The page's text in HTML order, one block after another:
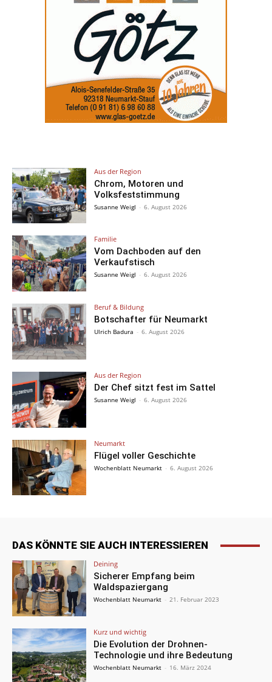
Aus der Region
Chrom, Motoren und
Volksfeststimmung
Susanne Weigl - 6. August 2026
Familie
Vom Dachboden auf den
Verkaufstisch
Susanne Weigl - 6. August 2026
Beruf & Bildung
Botschafter für Neumarkt
Ulrich Badura - 6. August 2026
Aus der Region
Der Chef sitzt fest im Sattel
Susanne Weigl - 6. August 2026
Neumarkt
Flügel voller Geschichte
Wochenblatt Neumarkt - 6. August 2026
DAS KÖNNTE SIE AUCH INTERESSIEREN
Deining
Sicherer Empfang beim
Waldspaziergang
Wochenblatt Neumarkt - 21. Februar 2023
Kurz und wichtig
Die Evolution der Drohnen-
Technologie und ihre Bedeutung
Wochenblatt Neumarkt - 16. März 2024